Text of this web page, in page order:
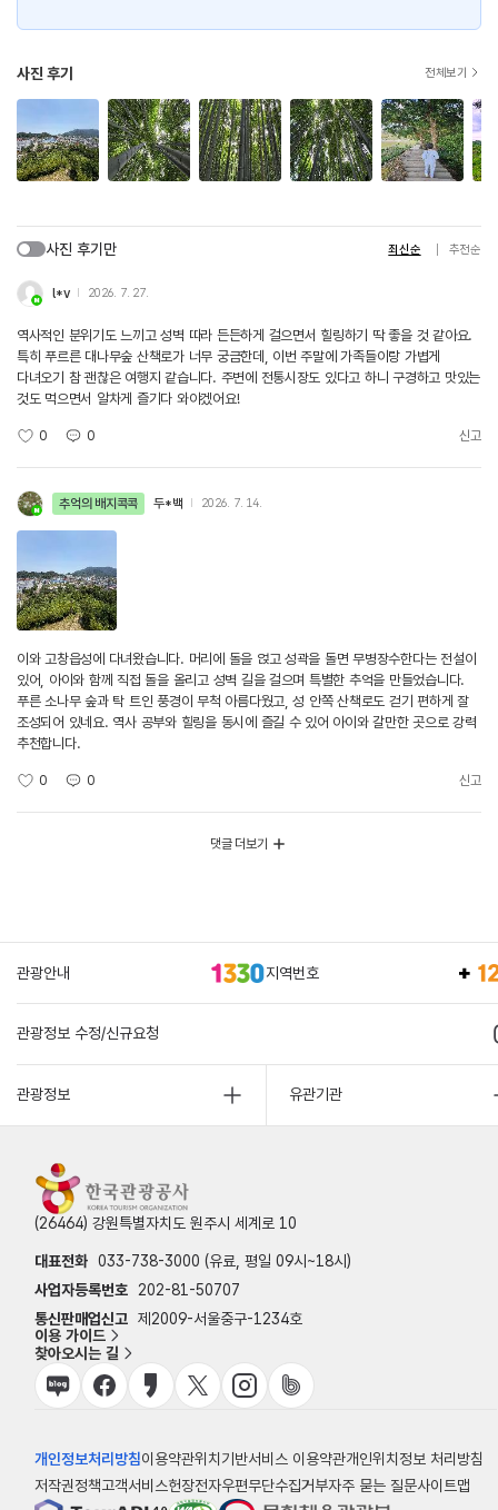
사진 후기 전체보기
사진 후기만 최신순 추천순
l*v 2026. 7. 27.
역사적인 분위기도 느끼고 성벽 따라 든든하게 걸으면서 힐링하기 딱 좋을 것 같아요.
특히 푸르른 대나무숲 산책로가 너무 궁금한데, 이번 주말에 가족들이랑 가볍게
다녀오기 참 괜찮은 여행지 같습니다. 주변에 전통시장도 있다고 하니 구경하고 맛있는
것도 먹으면서 알차게 즐기다 와야겠어요!
0 0 신고
추억의 배지콕콕 두*백 2026. 7. 14.
이와 고창읍성에 다녀왔습니다. 머리에 돌을 얹고 성곽을 돌면 무병장수한다는 전설이
있어, 아이와 함께 직접 돌을 올리고 성벽 길을 걸으며 특별한 추억을 만들었습니다.
푸른 소나무 숲과 탁 트인 풍경이 무척 아름다웠고, 성 안쪽 산책로도 걷기 편하게 잘
조성되어 있네요. 역사 공부와 힐링을 동시에 즐길 수 있어 아이와 갈만한 곳으로 강력
추천합니다.
0 0 신고
댓글 더보기
관광안내 지역번호
관광정보 수정/신규요청
관광정보 유관기관
(26464) 강원특별자치도 원주시 세계로 10
대표전화 033-738-3000 (유료, 평일 09시~18시)
사업자등록번호
202-81-50707
통신판매업신고 제2009-서울중구-1234호
이용 가이드
찾아오시는 길
개인정보처리방침이용약관위치기반서비스 이용약관개인위치정보 처리방침
저작권정책고객서비스헌장전자우편무단수집거부자주 묻는 질문사이트맵